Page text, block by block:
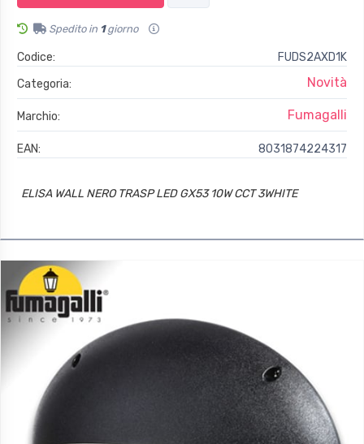
Spedito in 1giorno
Codice:
FUDS2AXD1K
Categoria:
Novità
Marchio: Fumagalli
EAN: 8031874224317
ELISA WALL NERO TRASP LED GX53 10W CCT 3WHITE